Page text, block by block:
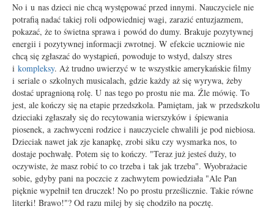
No i u nas dzieci nie chcą występować przed innymi. Nauczyciele nie
potrafią nadać takiej roli odpowiedniej wagi, zarazić entuzjazmem,
pokazać, że to świetna sprawa i powód do dumy. Brakuje pozytywnej
energii i pozytywnej informacji zwrotnej. W efekcie uczniowie nie
chcą się zgłaszać do wystąpień, powoduje to wstyd, dalszy stres
i kompleksy. Aż trudno uwierzyć w te wszystkie amerykańskie filmy
i seriale o szkolnych musicalach, gdzie każdy aż się wyrywa, żeby
dostać upragnioną rolę. U nas tego po prostu nie ma. Źle mówię. To
jest, ale kończy się na etapie przedszkola. Pamiętam, jak w przedszkolu
dzieciaki zgłaszały się do recytowania wierszyków i śpiewania
piosenek, a zachwyceni rodzice i nauczyciele chwalili je pod niebiosa.
Dzieciak nawet jak zje kanapkę, zrobi siku czy wysmarka nos, to
dostaje pochwałę. Potem się to kończy. "Teraz już jesteś duży, to
oczywiste, że masz robić to co trzeba i tak jak trzeba". Wyobrażacie
sobie, gdyby pani na poczcie z zachwytem powiedziała "Ale Pan
pięknie wypełnił ten druczek! No po prostu prześlicznie. Takie równe
literki! Brawo!"? Od razu milej by się chodziło na pocztę.